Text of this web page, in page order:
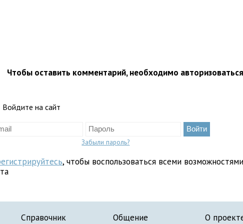
Чтобы оставить комментарий, необходимо авторизоваться
Войдите на сайт
Забыли пароль?
, чтобы воспользоваться всеми возможностями
Справочник Общение О